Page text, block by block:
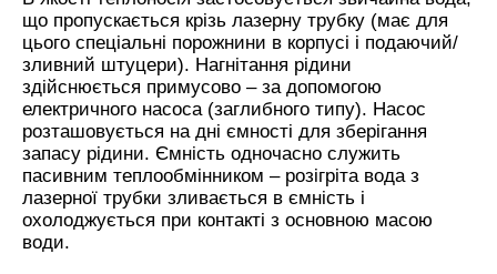
що пропускається крізь лазерну трубку (має для
цього спеціальні порожнини в корпусі і подаючий/
зливний штуцери). Нагнітання рідини
здійснюється примусово – за допомогою
електричного насоса (заглибного типу). Насос
розташовується на дні ємності для зберігання
запасу рідини. Ємність одночасно служить
пасивним теплообмінником – розігріта вода з
лазерної трубки зливається в ємність і
охолоджується при контакті з основною масою
води.